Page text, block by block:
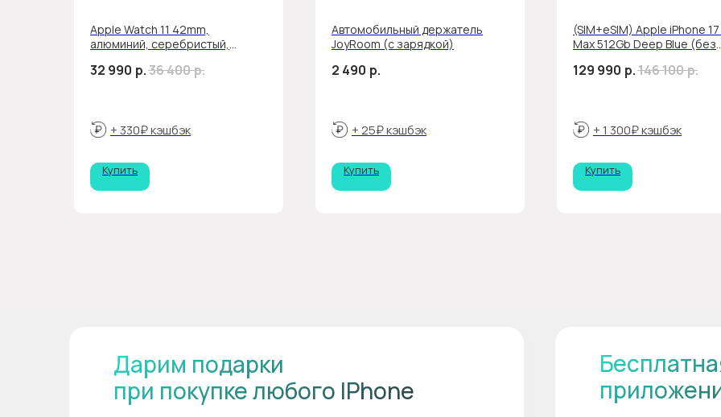
Apple Watch 11 42mm,
алюминий, серебристый,
32 990 р.36 400р.
+ 330₽ кэшбэк
Купить
Автомобильный держатель
JoyRoom (с зарядкой)
2 490 р.
+ 25₽ кэшбэк
Купить
(SIM+eSIM) Apple iPhone
Max 512Gb Deep Blue (без
129 990 р.146 100р.
+ 1 300₽ кэшбэк
Купить
Дарим подарки
при покупке любого IPhone